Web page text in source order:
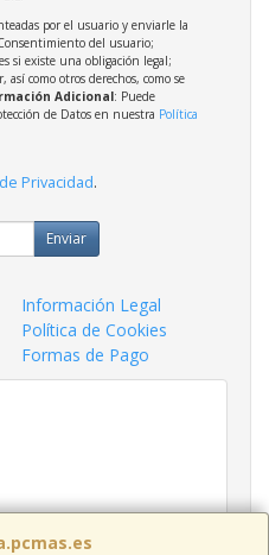
por el usuario y enviarle la
del usuario;
si existe una obligación legal;
como otros derechos, como se
Adicional: Puede
de Datos en nuestra Política
Privacidad.
Enviar
Información Legal
Política de Cookies
Formas de Pago